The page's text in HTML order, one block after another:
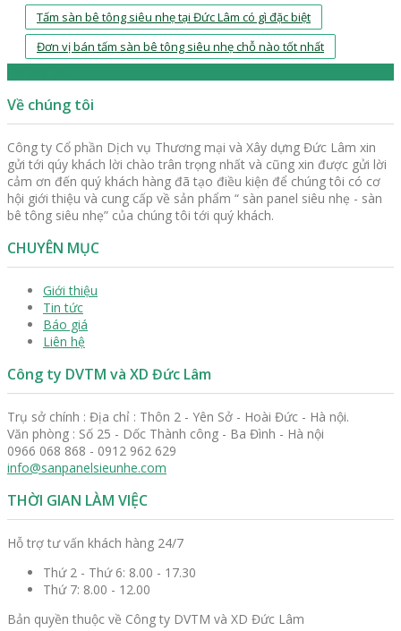
Tấm sàn bê tông siêu nhẹ tại Đức Lâm có gì đặc biệt
Đơn vị bán tấm sàn bê tông siêu nhẹ chỗ nào tốt nhất
Về chúng tôi
Công ty Cổ phần Dịch vụ Thương mại và Xây dựng Đức Lâm xin
gửi tới qúy khách lời chào trân trọng nhất và cũng xin được gửi lời
cảm ơn đến quý khách hàng đã tạo điều kiện để chúng tôi có cơ
hội giới thiệu và cung cấp về sản phẩm “ sàn panel siêu nhẹ - sàn
bê tông siêu nhẹ” của chúng tôi tới quý khách.
CHUYÊN MỤC
Giới thiệu
Tin tức
Báo giá
Liên hệ
Công ty DVTM và XD Đức Lâm
Trụ sở chính : Địa chỉ : Thôn 2 - Yên Sở - Hoài Đức - Hà nội.
Văn phòng : Số 25 - Dốc Thành công - Ba Đình - Hà nội
0966 068 868 - 0912 962 629
info@sanpanelsieunhe.com
THỜI GIAN LÀM VIỆC
Hỗ trợ tư vấn khách hàng 24/7
Thứ 2 - Thứ 6: 8.00 - 17.30
Thứ 7: 8.00 - 12.00
Bản quyền thuộc về Công ty DVTM và XD Đức Lâm